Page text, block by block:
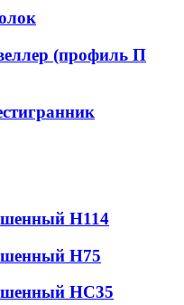
(профиль П
Н114
Н75
НС35